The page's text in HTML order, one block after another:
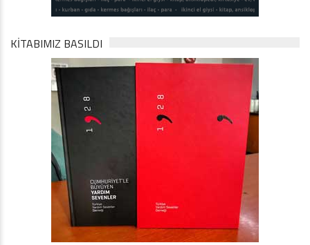
KİTABIMIZ BASILDI